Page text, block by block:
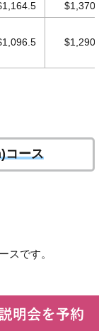
$1,370
$1,290
コース
スです。
マ